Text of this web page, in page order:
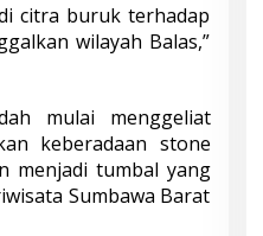
citra buruk terhadap
wilayah Balas,”
mulai menggeliat
keberadaan stone
menjadi tumbal yang
Sumbawa Barat